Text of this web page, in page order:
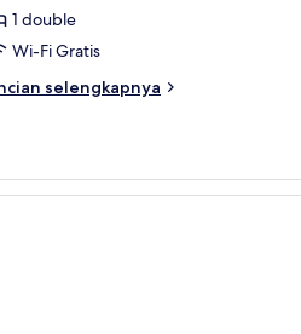
1 double
Wi-Fi Gratis
selengkapnya